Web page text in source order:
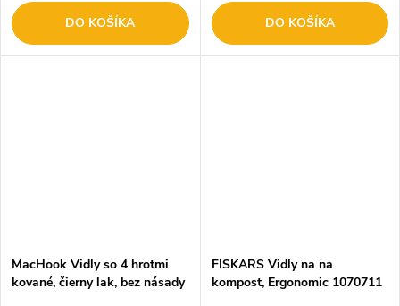
DO KOŠÍKA DO KOŠÍKA
MacHook Vidly so 4 hrotmi
kované, čierny lak, bez násady
FISKARS Vidly na na
kompost, Ergonomic 1070711